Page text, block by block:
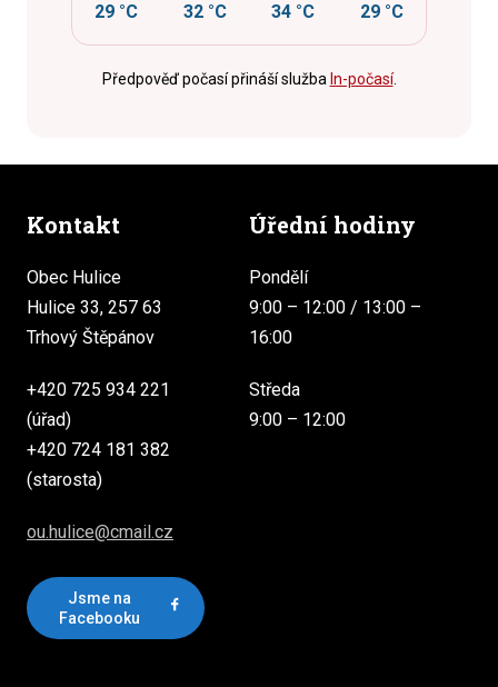
29 °C 32 °C 34 °C 29 °C
Předpověď počasí přináší služba In-počasí.
Kontakt
Obec Hulice
Hulice 33, 257 63
Trhový Štěpánov
+420 725 934 221
(úřad)
+420 724 181 382
(starosta)
ou.hulice@cmail.cz
Jsme na
Facebooku
Úřední hodiny
Pondělí
9:00 – 12:00 / 13:00 –
16:00
Středa
9:00 – 12:00